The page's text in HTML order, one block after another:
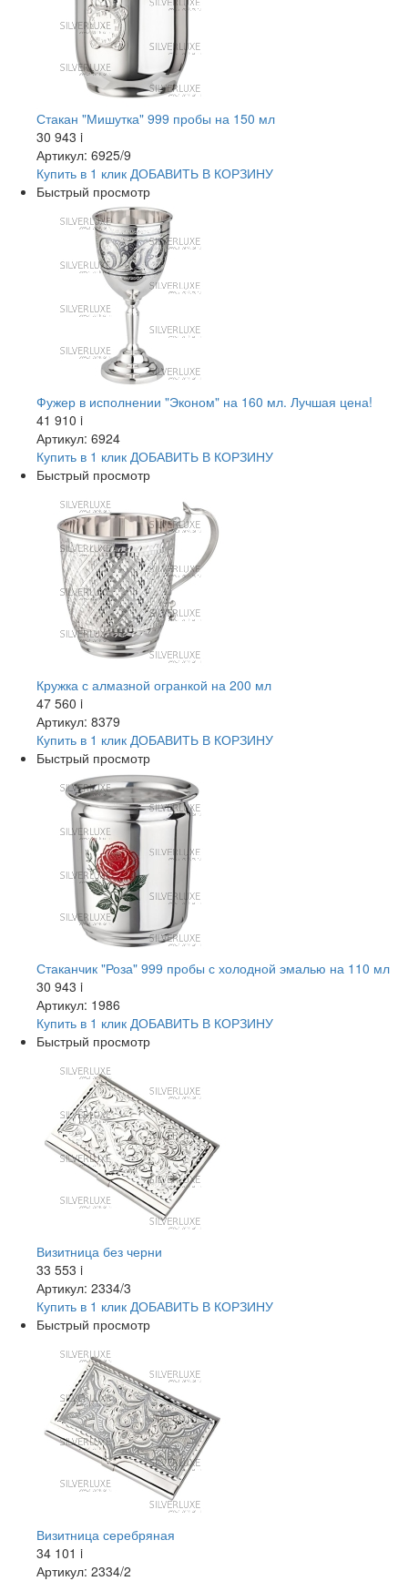
Стакан "Мишутка" 999 пробы на 150 мл
30 943 i
Артикул: 6925/9
Купить в 1 клик ДОБАВИТЬ В КОРЗИНУ
Быстрый просмотр
Фужер в исполнении "Эконом" на 160 мл. Лучшая цена!
41 910 i
Артикул: 6924
Купить в 1 клик ДОБАВИТЬ В КОРЗИНУ
Быстрый просмотр
Кружка с алмазной огранкой на 200 мл
47 560 i
Артикул: 8379
Купить в 1 клик ДОБАВИТЬ В КОРЗИНУ
Быстрый просмотр
Стаканчик "Роза" 999 пробы с холодной эмалью на 110 мл
30 943 i
Артикул: 1986
Купить в 1 клик ДОБАВИТЬ В КОРЗИНУ
Быстрый просмотр
Визитница без черни
33 553 i
Артикул: 2334/3
Купить в 1 клик ДОБАВИТЬ В КОРЗИНУ
Быстрый просмотр
Визитница серебряная
34 101 i
Артикул: 2334/2